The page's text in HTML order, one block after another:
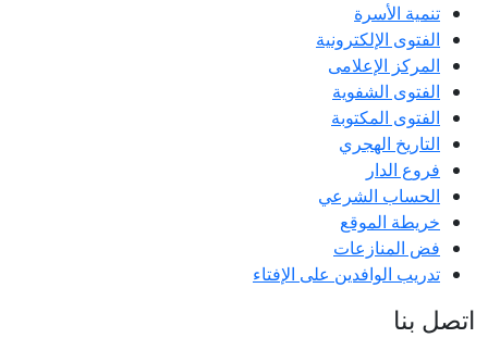
تنمية الأسرة
الفتوى الإلكترونية
المركز الإعلامى
الفتوى الشفوية
الفتوى المكتوبة
التاريخ الهجري
فروع الدار
الحساب الشرعي
خريطة الموقع
فض المنازعات
تدريب الوافدين على الإفتاء
اتصل بنا